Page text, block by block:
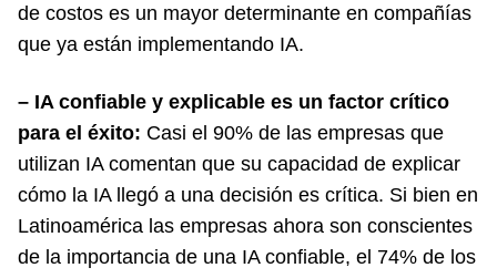
de costos es un mayor determinante en compañías
que ya están implementando IA.
– IA confiable y explicable es un factor crítico
para el éxito: Casi el 90% de las empresas que
utilizan IA comentan que su capacidad de explicar
cómo la IA llegó a una decisión es crítica. Si bien en
Latinoamérica las empresas ahora son conscientes
de la importancia de una IA confiable, el 74% de los